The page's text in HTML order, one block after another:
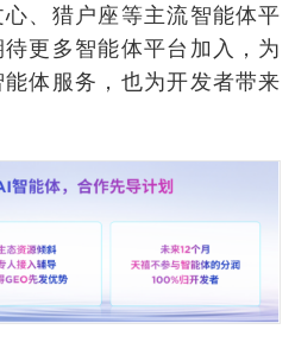
、猎户座等主流智能体平
更多智能体平台加入，为
体服务，也为开发者带来